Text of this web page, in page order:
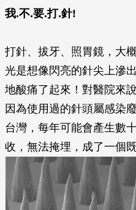
我.不.要.打.針!
打針、拔牙、照胃鏡，大
光是想像閃亮的針尖上滲
地酸痛了起來！對醫院來
因為使用過的針頭屬感染
台灣，每年可能會產生數
收，無法掩埋，成了一個